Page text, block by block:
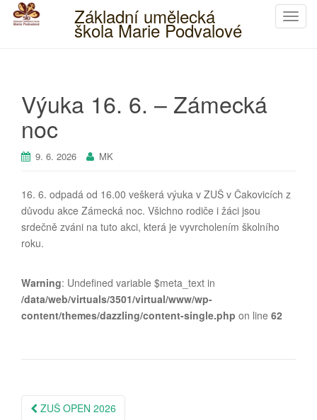
T
a
Základní umělecká
škola Marie Podvalové
Výuka 16. 6. – Zámecká
noc
9. 6. 2026 MK
16. 6. odpadá od 16.00 veškerá výuka v ZUŠ v Čakovicích z
důvodu akce Zámecká noc. Všichno rodiče i žáci jsou
srdečně zváni na tuto akci, která je vyvrcholením školního
roku.
Warning: Undefined variable $meta_text in
/data/web/virtuals/3501/virtual/www/wp-
content/themes/dazzling/content-single.php on line 62
Post
ZUŠ OPEN 2026